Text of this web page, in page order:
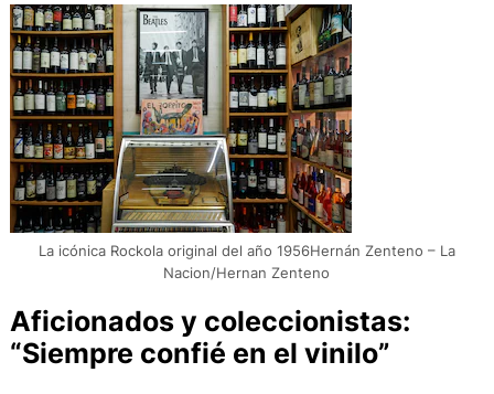
La icónica Rockola original del año 1956Hernán Zenteno – La
Nacion/Hernan Zenteno
Aficionados y coleccionistas:
“Siempre confié en el vinilo”